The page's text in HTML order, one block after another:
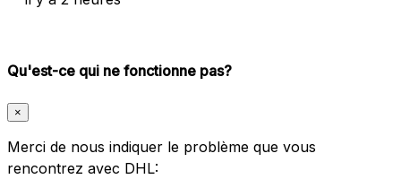
Qu'est-ce qui ne fonctionne pas?
×
Merci de nous indiquer le problème que vous
rencontrez avec DHL: